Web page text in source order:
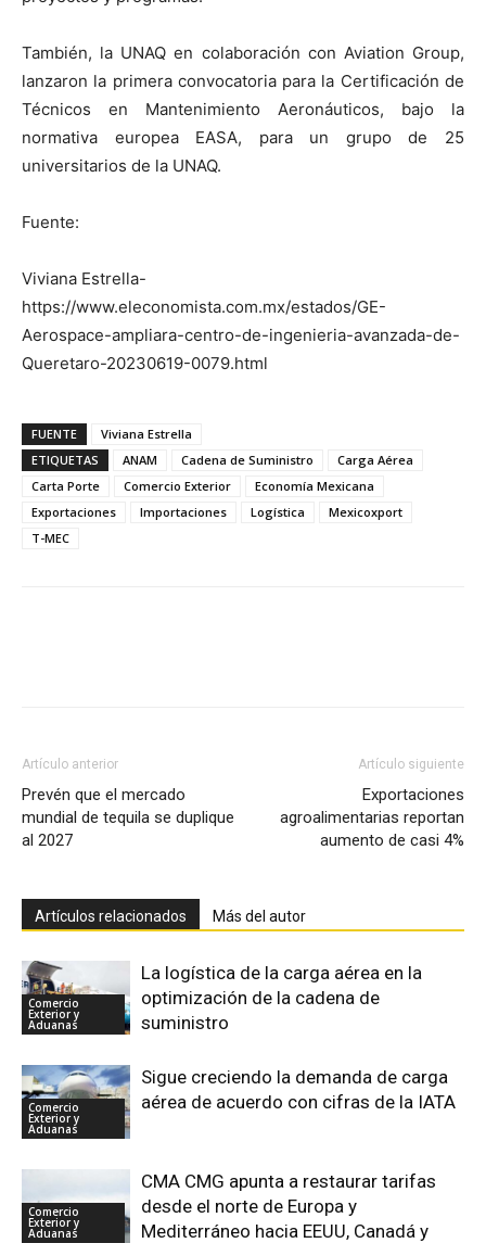
También, la UNAQ en colaboración con Aviation Group,
lanzaron la primera convocatoria para la Certificación de
Técnicos en Mantenimiento Aeronáuticos, bajo la
normativa europea EASA, para un grupo de 25
universitarios de la UNAQ.
Fuente:
Viviana Estrella-
https://www.eleconomista.com.mx/estados/GE-
Aerospace-ampliara-centro-de-ingenieria-avanzada-de-
Queretaro-20230619-0079.html
FUENTE
Viviana Estrella
ETIQUETAS
ANAM Cadena de Suministro
Carga Aérea
Carta Porte
Comercio Exterior
Economía Mexicana
Exportaciones
Importaciones Logística
Mexicoxport
T-MEC
Artículo anterior
Prevén que el mercado
mundial de tequila se duplique
al 2027
Artículo siguiente
Exportaciones
agroalimentarias reportan
aumento de casi 4%
Artículos relacionados Más del autor
Comercio
Exterior y
Aduanas
La logística de la carga aérea en la
optimización de la cadena de
suministro
Comercio
Exterior y
Aduanas
Sigue creciendo la demanda de carga
aérea de acuerdo con cifras de la IATA
Comercio
Exterior y
Aduanas
CMA CMG apunta a restaurar tarifas
desde el norte de Europa y
Mediterráneo hacia EEUU, Canadá y